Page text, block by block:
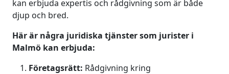
kan erbjuda expertis och rådgivning som är både
djup och bred.
Här är några juridiska tjänster som jurister i
Malmö kan erbjuda:
Företagsrätt: Rådgivning kring